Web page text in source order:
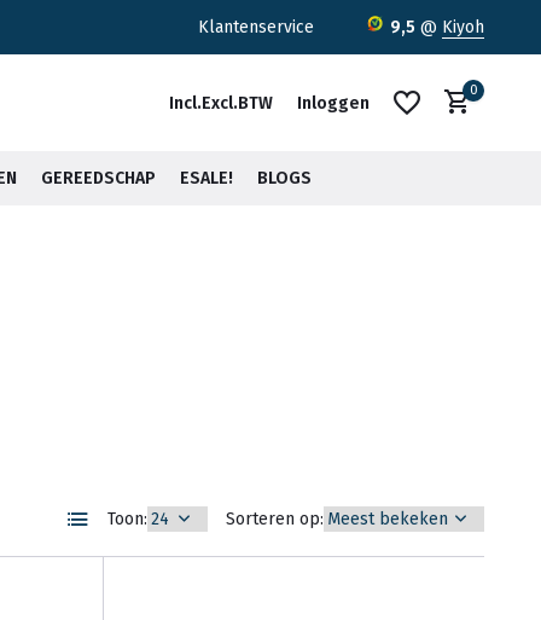
verzending <30kg vanaf €75,-*
Klantenservice 9,5 @ Kiyoh
Incl.Excl.BTW Inloggen
0
GEREEDSCHAP ESALE! BLOGS
Toon: Sorteren op: